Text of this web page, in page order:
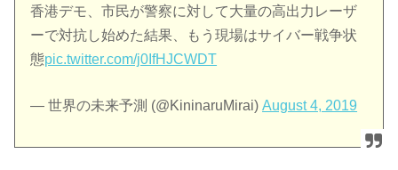
香港デモ、市民が警察に対して大量の高出力レーザ
ーで対抗し始めた結果、もう現場はサイバー戦争状
態pic.twitter.com/j0IfHJCWDT
— 世界の未来予測 (@KininaruMirai)August 4, 2019